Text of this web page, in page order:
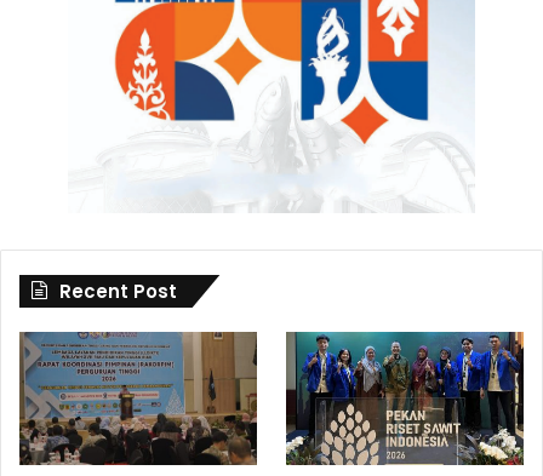
Recent Post